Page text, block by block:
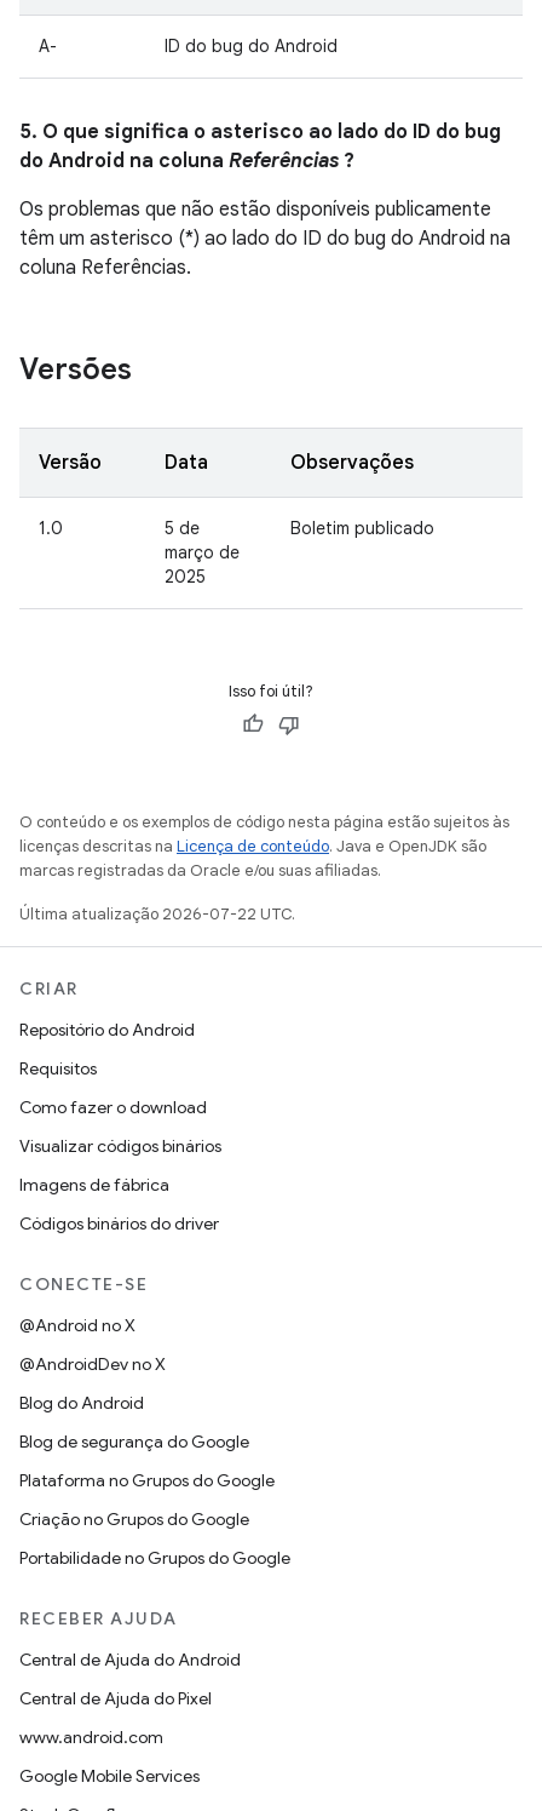
A- ID do bug do Android
5. O que significa o asterisco ao lado do ID do bug
do Android na coluna Referências ?
Os problemas que não estão disponíveis publicamente
têm um asterisco (*) ao lado do ID do bug do Android na
coluna Referências.
Versões
Versão Data Observações
1.0
5 de
março de
2025
Boletim publicado
Isso foi útil?
O conteúdo e os exemplos de código nesta página estão sujeitos às
licenças descritas na Licença de conteúdo. Java e OpenJDK são
marcas registradas da Oracle e/ou suas afiliadas.
Última atualização 2026-07-22 UTC.
CRIAR
Repositório do Android
Requisitos
Como fazer o download
Visualizar códigos binários
Imagens de fábrica
Códigos binários do driver
CONECTE-SE
@Android no X
@AndroidDev no X
Blog do Android
Blog de segurança do Google
Plataforma no Grupos do Google
Criação no Grupos do Google
Portabilidade no Grupos do Google
RECEBER AJUDA
Central de Ajuda do Android
Central de Ajuda do Pixel
www.android.com
Google Mobile Services